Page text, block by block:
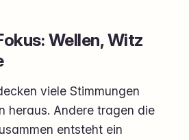
Wellen, Witz
viele Stimmungen
heraus. Andere tragen die
entsteht ein